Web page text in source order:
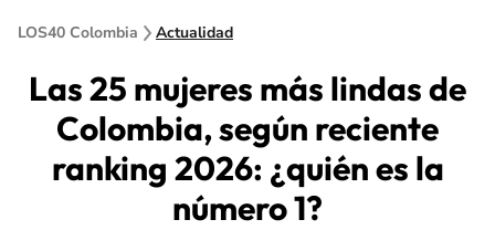
LOS40 Colombia Actualidad
Las 25 mujeres más lindas de
Colombia, según reciente
ranking 2026: ¿quién es la
número 1?